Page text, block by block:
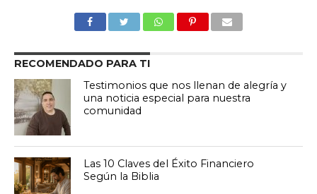
RECOMENDADO PARA TI
Testimonios que nos llenan de alegría y
una noticia especial para nuestra
comunidad
Las 10 Claves del Éxito Financiero
Según la Biblia